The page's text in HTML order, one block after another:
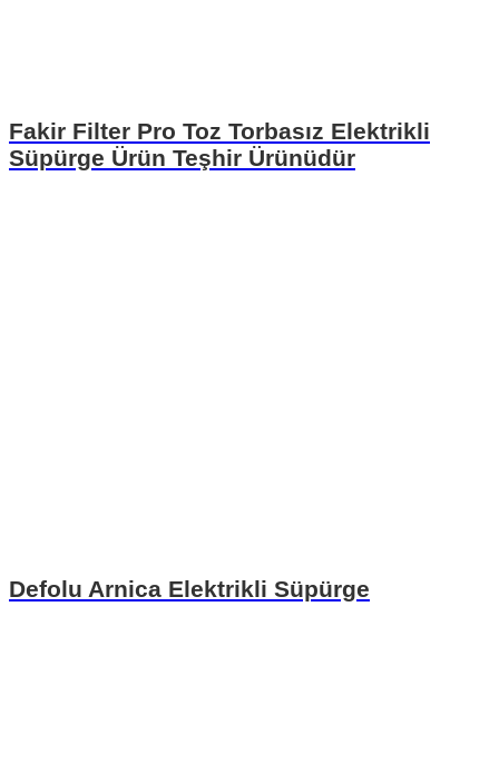
Fakir Filter Pro Toz Torbasız Elektrikli
Süpürge Ürün Teşhir Ürünüdür
Defolu Arnica Elektrikli Süpürge